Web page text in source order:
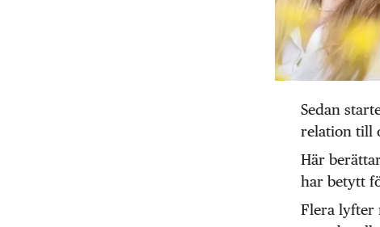
Sedan
relation till
Här
har betytt
Flera lyfter